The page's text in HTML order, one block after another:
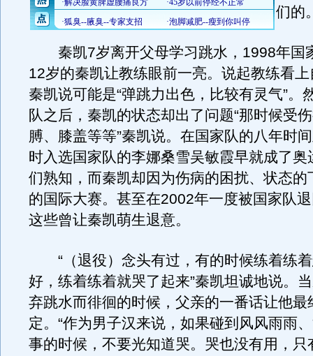
们的
秦凯7岁离开父母学习跳水，1998年国
12岁的秦凯让教练眼前一亮。说起教练看
秦凯说可能是“弹跳力出色，比较有灵气”。
队之后，秦凯的状态却出了问题“那时候受
膊、膝盖等等”秦凯说。在国家队的八年时
时入选国家队的李娜桑雪吴敏霞早就成了奥
们熟知，而秦凯却因为伤病的困扰、状态的
的国际大赛。甚至在2002年一度被国家队
这些曾让秦凯萌生退意。
“（退役）念头有过，有的时候练着练着
好，练着练着就哭了起来”秦凯坦诚地说。
弃跳水而徘徊的时候，父亲的一番话让他最
定。“作为男子汉来说，如果碰到风风雨雨
事的时候，不要光知道哭。哭也没有用，只